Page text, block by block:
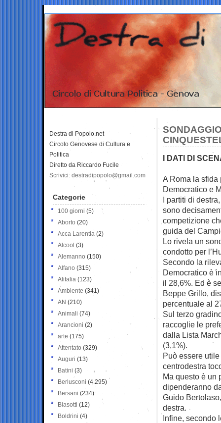
I DATI DI
A Roma la sfida
Democratico e
I partiti di
sono
competizione
guida del
Lo rivela un
condotto per
Secondo la
Democratico è
il 28,6%. Ed è
Beppe Grillo,
percentuale al
Sul terzo
raccoglie le
dalla Lista
(3,1%).
Può essere
centrodestra
Ma questo è un
dipenderanno
Guido
destra.
Infine, secondo
Destra di Popolo.net
Circolo Genovese di Cultura e
Politica
Diretto da Riccardo Fucile
Scrivici: destradipopolo@gmail.com
Categorie
100 giorni (5)
Aborto (20)
Acca Larentia (2)
Alcool (3)
Alemanno (150)
Alfano (315)
Alitalia (123)
Ambiente (341)
AN (210)
Animali (74)
Arancioni (2)
arte (175)
Attentato (329)
Auguri (13)
Batini (3)
Berlusconi (4.295)
Bersani (234)
Biasotti (12)
Boldrini (4)